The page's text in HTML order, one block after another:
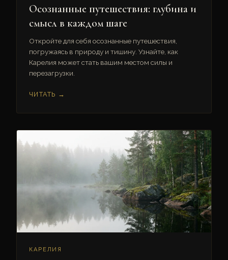
Осознанные путешествия: глубина и
смысл в каждом шаге
Откройте для себя осознанные путешествия,
погружаясь в природу и тишину. Узнайте, как
Карелия может стать вашим местом силы и
перезагрузки.
ЧИТАТЬ →
КАРЕЛИЯ